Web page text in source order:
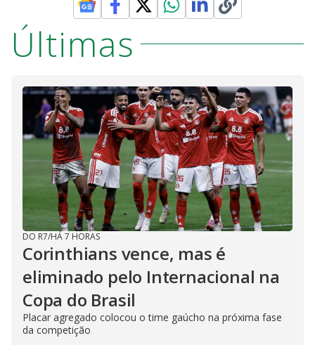
Últimas
DO R7/HÁ 7 HORAS
Corinthians vence, mas é
eliminado pelo Internacional na
Copa do Brasil
Placar agregado colocou o time gaúcho na próxima fase
da competição